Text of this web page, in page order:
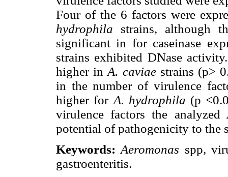
Four of the 6 factors were
hydrophila strains, although
significant in for caseinase
strains exhibited DNase
higher inA. caviae strains (p>
in the number of virulence
higher for A. hydrophila (p
virulence factors the analyzed
potential of pathogenicity to the
Keywords:Aeromonas spp,
gastroenteritis.